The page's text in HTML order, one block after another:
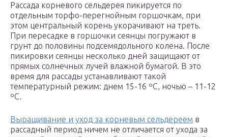
Рассада корневого сельдерея пикируется по
отдельным торфо-перегнойным горшочкам, при
этом центральный корень укорачивают на треть.
При пересадке в горшочки сеянцы погружают в
грунт до половины подсемядольного колена. После
пикировки сеянцы несколько дней защищают от
прямых солнечных лучей влажной бумагой. В это
время для рассады устанавливают такой
температурный режим: днем 15-16 ºC, ночью – 11-12
ºC.
Выращивание и уход за корневым сельдереем в
рассадный период ничем не отличается от ухода за